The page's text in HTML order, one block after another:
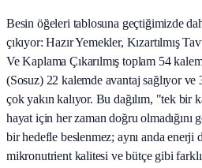
Besin öğeleri tablosuna geçtiğimizde
çıkıyor: Hazır Yemekler, Kızartılmış
Ve Kaplama Çıkarılmış toplam 54
(Sosuz) 22 kalemde avantaj sağlıyor
çok yakın kalıyor. Bu dağılım, "tek bir
hayat için her zaman doğru olmadığını
bir hedefle beslenmez; aynı anda
mikronutrient kalitesi ve bütçe gibi